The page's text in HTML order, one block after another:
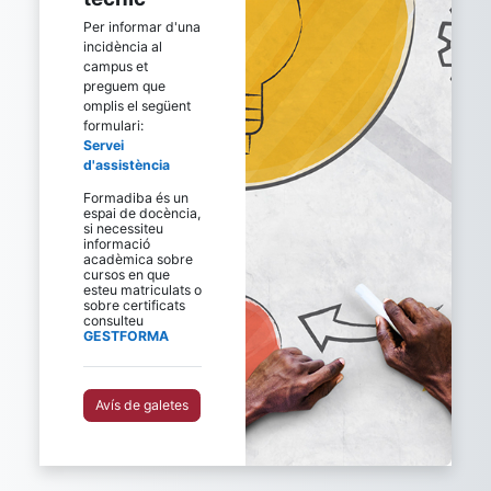
Per informar d'una
incidència al
campus et
preguem que
omplis el següent
formulari:
Servei
d'assistència
Formadiba és un
espai de docència,
si necessiteu
informació
acadèmica sobre
cursos en que
esteu matriculats o
sobre certificats
consulteu
GESTFORMA
Avís de galetes